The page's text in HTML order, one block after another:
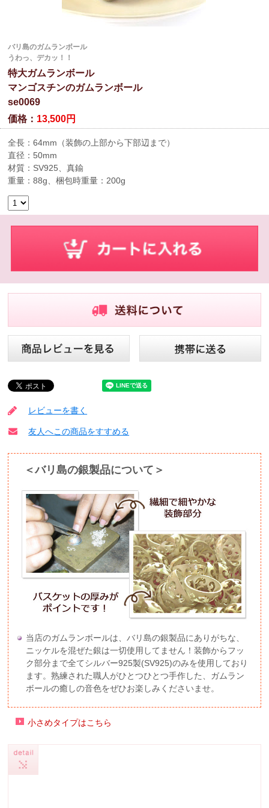
バリ島のガムランボール
うわっ、デカッ！！
特大ガムランボール
マンゴスチンのガムランボール
se0069
価格： 13,500円
全長：64mm（装飾の上部から下部辺まで）
直径：50mm
材質：SV925、真鍮
重量：88g、梱包時重量：200g
レビューを書く
友人へこの商品をすすめる
＜バリ島の銀製品について＞
当店のガムランボールは、バリ島の銀製品にありがちな、
ニッケルを混ぜた銀は一切使用してません！装飾からフッ
ク部分まで全てシルバー925製(SV925)のみを使用しており
ます。熟練された職人がひとつひとつ手作した、ガムラン
ボールの癒しの音色をぜひお楽しみくださいませ。
小さめタイプはこちら